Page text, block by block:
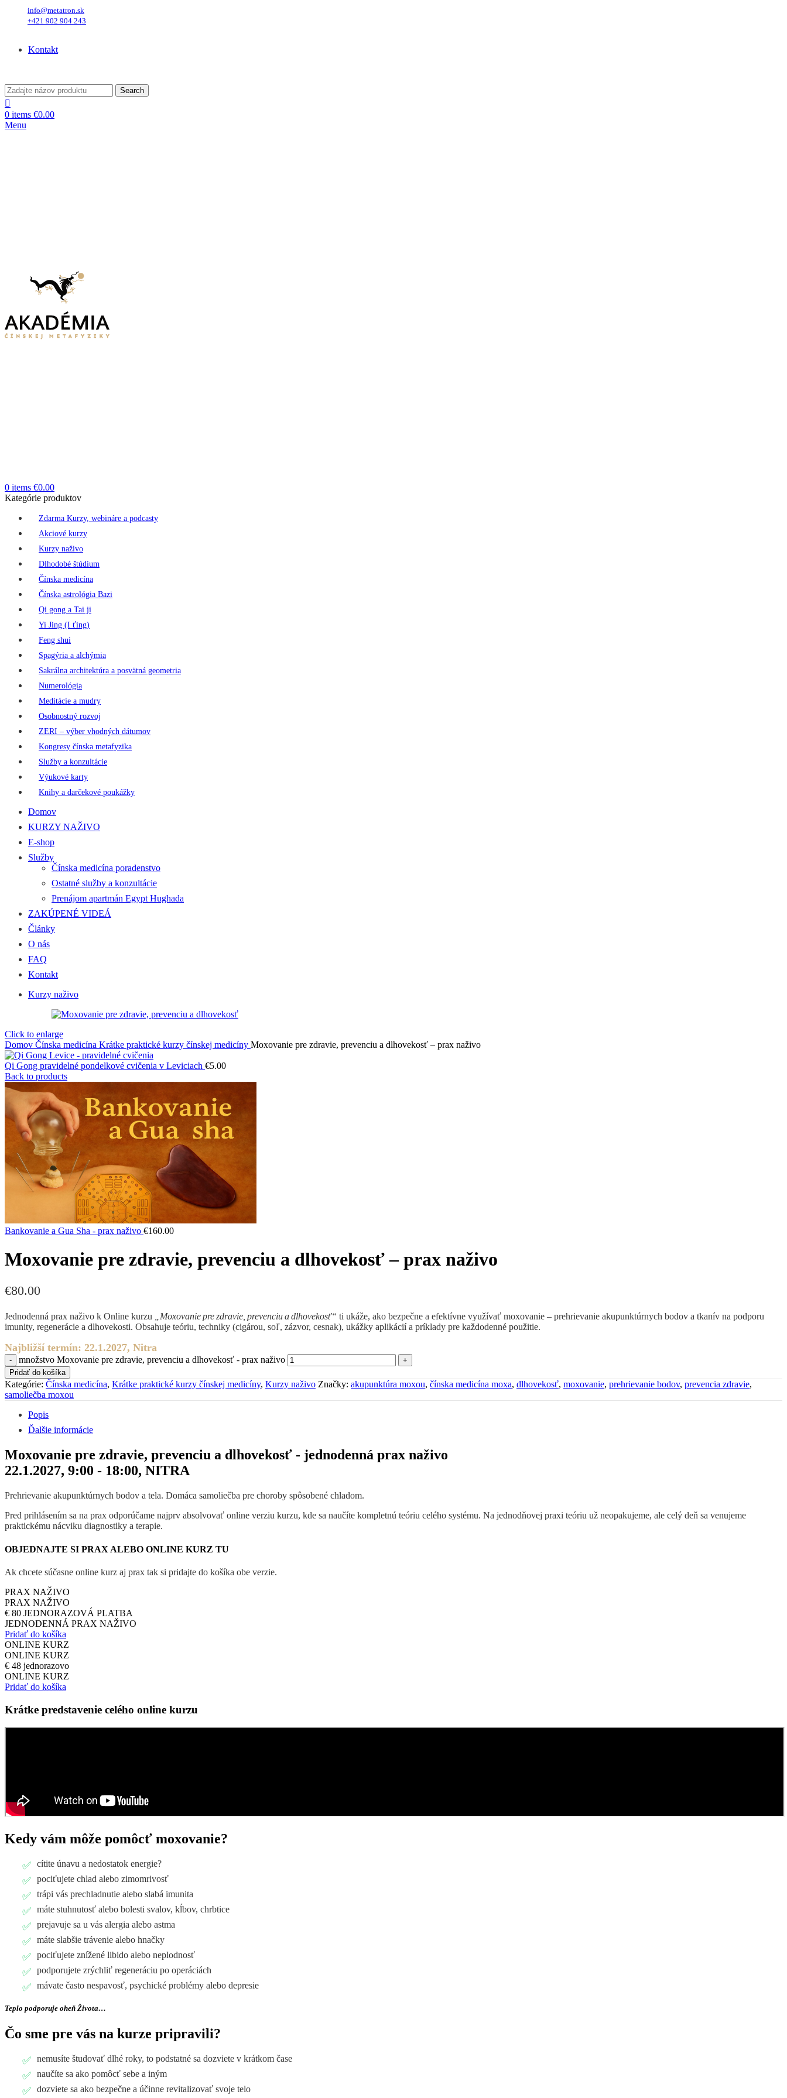
info@metatron.sk
+421 902 904 243
Kontakt
Search
0 items €0.00
Menu
0 items €0.00
Kategórie produktov
Zdarma Kurzy, webináre a podcasty
Akciové kurzy
Kurzy naživo
Dlhodobé štúdium
Čínska medicína
Čínska astrológia Bazi
Qi gong a Tai ji
Yi Jing (I ťing)
Feng shui
Spagýria a alchýmia
Sakrálna architektúra a posvätná geometria
Numerológia
Meditácie a mudry
Osobnostný rozvoj
ZERI – výber vhodných dátumov
Kongresy čínska metafyzika
Služby a konzultácie
Výukové karty
Knihy a darčekové poukážky
Domov
KURZY NAŽIVO
E-shop
Služby
Čínska medicína poradenstvo
Ostatné služby a konzultácie
Prenájom apartmán Egypt Hughada
ZAKÚPENÉ VIDEÁ
Články
O nás
FAQ
Kontakt
Kurzy naživo
Click to enlarge
Domov Čínska medicína Krátke praktické kurzy čínskej medicíny Moxovanie pre zdravie, prevenciu a dlhovekosť – prax naživo
Qi Gong pravidelné pondelkové cvičenia v Leviciach €5.00
Back to products
Bankovanie a Gua Sha - prax naživo €160.00
Moxovanie pre zdravie, prevenciu a dlhovekosť – prax naživo
€80.00
Jednodenná prax naživo k Online kurzu „Moxovanie pre zdravie, prevenciu a dlhovekosť“ ti ukáže, ako bezpečne a efektívne využívať moxovanie – prehrievanie akupunktúrnych bodov a tkanív na podporu
imunity, regenerácie a dlhovekosti. Obsahuje teóriu, techniky (cigárou, soľ, zázvor, cesnak), ukážky aplikácií a príklady pre každodenné použitie.
Najbližší termín: 22.1.2027, Nitra
množstvo Moxovanie pre zdravie, prevenciu a dlhovekosť - prax naživo
Pridať do košíka
Kategórie: Čínska medicína, Krátke praktické kurzy čínskej medicíny, Kurzy naživo Značky: akupunktúra moxou, čínska medicína moxa, dlhovekosť, moxovanie, prehrievanie bodov, prevencia zdravie,
samoliečba moxou
Popis
Ďalšie informácie
Moxovanie pre zdravie, prevenciu a dlhovekosť - jednodenná prax naživo
22.1.2027, 9:00 - 18:00, NITRA
Prehrievanie akupunktúrnych bodov a tela. Domáca samoliečba pre choroby spôsobené chladom.
Pred prihlásením sa na prax odporúčame najprv absolvovať online verziu kurzu, kde sa naučíte kompletnú teóriu celého systému. Na jednodňovej praxi teóriu už neopakujeme, ale celý deň sa venujeme
praktickému nácviku diagnostiky a terapie.
OBJEDNAJTE SI PRAX ALEBO ONLINE KURZ TU
Ak chcete súčasne online kurz aj prax tak si pridajte do košíka obe verzie.
PRAX NAŽIVO
PRAX NAŽIVO
€ 80 JEDNORAZOVÁ PLATBA
JEDNODENNÁ PRAX NAŽIVO
Pridať do košíka
ONLINE KURZ
ONLINE KURZ
€ 48 jednorazovo
ONLINE KURZ
Pridať do košíka
Krátke predstavenie celého online kurzu
Kedy vám môže pomôcť moxovanie?
cítite únavu a nedostatok energie?
pociťujete chlad alebo zimomrivosť
trápi vás prechladnutie alebo slabá imunita
máte stuhnutosť alebo bolesti svalov, kĺbov, chrbtice
prejavuje sa u vás alergia alebo astma
máte slabšie trávenie alebo hnačky
pociťujete znížené libido alebo neplodnosť
podporujete zrýchliť regeneráciu po operáciách
mávate často nespavosť, psychické problémy alebo depresie
Teplo podporuje oheň Života…
Čo sme pre vás na kurze pripravili?
nemusíte študovať dlhé roky, to podstatné sa dozviete v krátkom čase
naučíte sa ako pomôcť sebe a iným
dozviete sa ako bezpečne a účinne revitalizovať svoje telo